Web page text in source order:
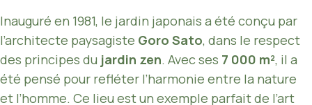
Inauguré en 1981, le jardin japonais a été conçu par
l’architecte paysagiste Goro Sato, dans le respect
des principes du jardin zen. Avec ses 7 000 m², il a
été pensé pour refléter l’harmonie entre la nature
et l’homme. Ce lieu est un exemple parfait de l’art